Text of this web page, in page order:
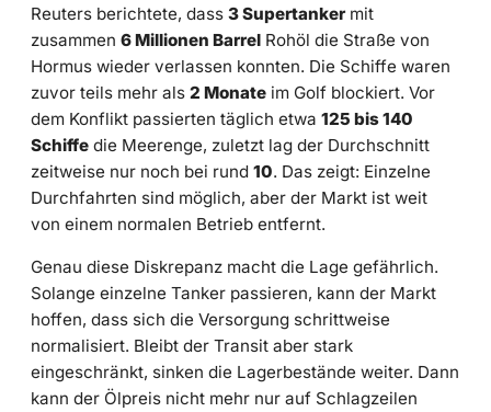
Reuters berichtete, dass 3 Supertankermit
zusammen 6 Millionen Barrel Rohöl die Straße von
Hormus wieder verlassen konnten. Die Schiffe waren
zuvor teils mehr als 2 Monate im Golf blockiert. Vor
dem Konflikt passierten täglich etwa 125 bis 140
Schiffe die Meerenge, zuletzt lag der Durchschnitt
zeitweise nur noch bei rund 10. Das zeigt: Einzelne
Durchfahrten sind möglich, aber der Markt ist weit
von einem normalen Betrieb entfernt.
Genau diese Diskrepanz macht die Lage gefährlich.
Solange einzelne Tanker passieren, kann der Markt
hoffen, dass sich die Versorgung schrittweise
normalisiert. Bleibt der Transit aber stark
eingeschränkt, sinken die Lagerbestände weiter. Dann
kann der Ölpreis nicht mehr nur auf Schlagzeilen